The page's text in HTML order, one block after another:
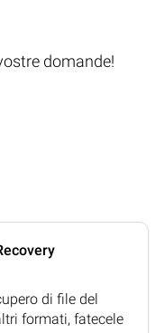
domande!
di file del
formati, fatecele